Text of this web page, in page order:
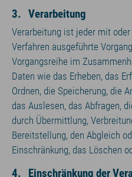
3. Verarbeitung
Verarbeitung ist jeder mit
Verfahren ausgeführte
Vorgangsreihe im
Daten wie das Erheben, das
Ordnen, die Speicherung, die
das Auslesen, das Abfragen,
durch Übermittlung,
Bereitstellung, den Abgleich
Einschränkung, das Löschen
4. Einschränkung der